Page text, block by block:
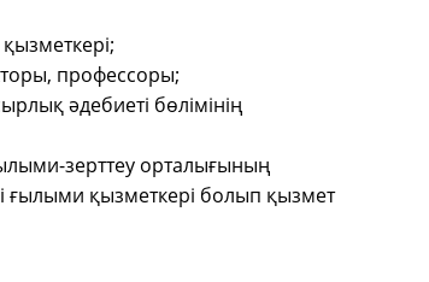
профессоры;
әдебиеті бөлімінің
зерттеу орталығының
ғылыми қызметкері болып қызмет